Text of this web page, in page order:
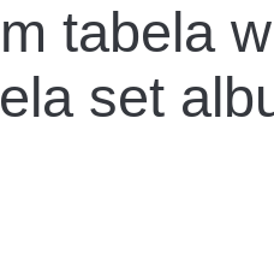
tabela
set